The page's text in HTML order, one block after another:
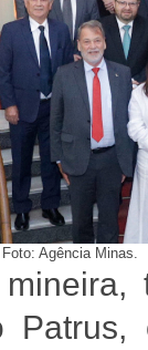
Agência Minas.